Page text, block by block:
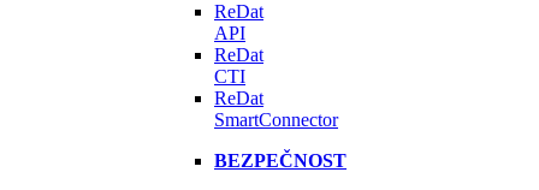
ReDat
API
ReDat
CTI
ReDat
SmartConnector
BEZPEČNOST